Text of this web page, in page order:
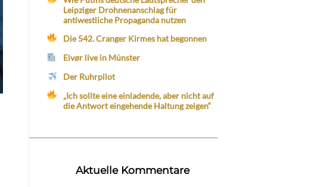
Leipziger Drohnenanschlag für
antiwestliche Propaganda nutzen
Die 542. Cranger Kirmes hat begonnen
Eivør live in Münster
Der Ruhrpilot
„Ich sollte eine einladende, aber nicht auf
die Antwort eingehende Haltung zeigen“
Aktuelle Kommentare